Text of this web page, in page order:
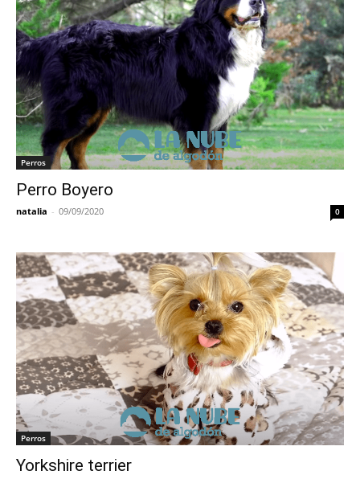
Perros
Perro Boyero
natalia - 09/09/2020 0
Perros
Yorkshire terrier